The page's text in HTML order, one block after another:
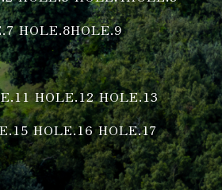
HOLE.8HOLE.9
HOLE.12 HOLE.13
HOLE.16 HOLE.17